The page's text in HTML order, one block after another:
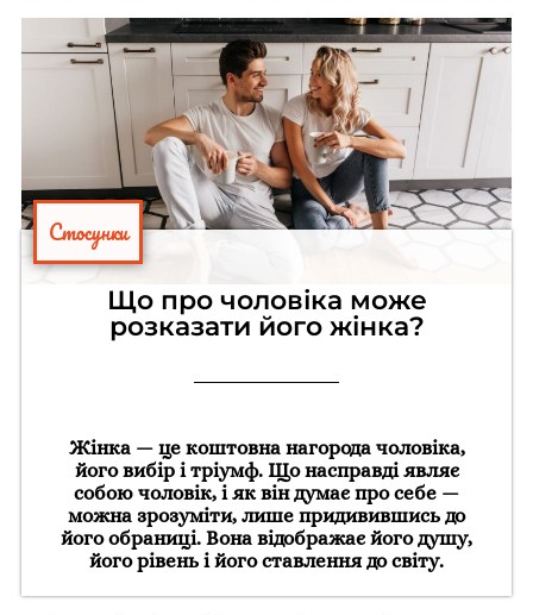
Стосунки
Що про чоловіка може
розказати його жінка?
Жінка — це коштовна нагорода чоловіка,
його вибір і тріумф. Що насправді являє
собою чоловік, і як він думає про себе —
можна зрозуміти, лише придивившись до
його обраниці. Вона відображає його душу,
його рівень і його ставлення до світу.